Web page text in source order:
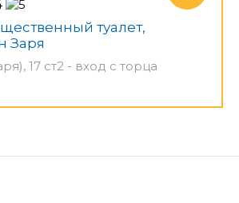
туалет,
Заря
17 ст2 - вход с торца